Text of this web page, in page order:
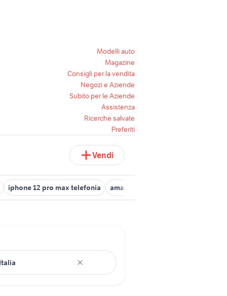
Modelli auto
Magazine
Consigli per la vendita
Negozi e Aziende
Subito per le Aziende
Assistenza
Ricerche salvate
Preferiti
Vendi
iphone 12 pro max telefonia amazon telefonia